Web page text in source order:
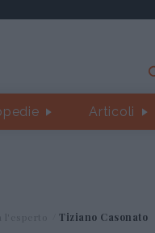
Articoli
Tiziano Casonato